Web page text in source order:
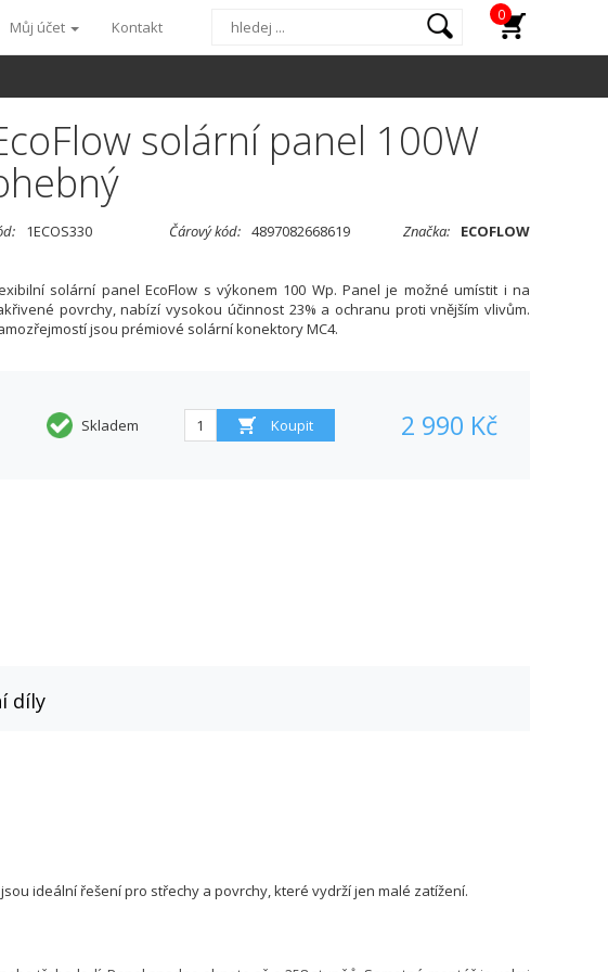
0
Můj účet Kontakt
solární panel 100W
1ECOS330 Čárový kód: 4897082668619 Značka: ECOFLOW
solární panel EcoFlow s výkonem 100 Wp. Panel je možné umístit i na
povrchy, nabízí vysokou účinnost 23% a ochranu proti vnějším vlivům.
jsou prémiové solární konektory MC4.
Skladem 2 990 Kč
díly
ideální řešení pro střechy a povrchy, které vydrží jen malé zatížení.